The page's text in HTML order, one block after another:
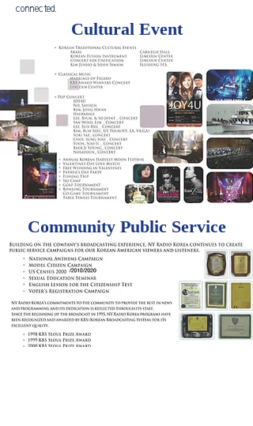
connected.
Cultural Event
Community Public Service